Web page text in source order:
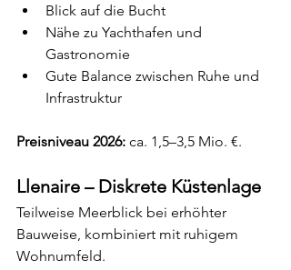
Blick auf die Bucht
Nähe zu Yachthafen und
Gastronomie
Gute Balance zwischen Ruhe und
Infrastruktur
Preisniveau 2026: ca. 1,5–3,5 Mio. €.
Llenaire – Diskrete Küstenlage
Teilweise Meerblick bei erhöhter
Bauweise, kombiniert mit ruhigem
Wohnumfeld.